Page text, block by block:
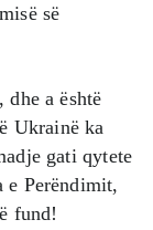
së
dhe a është
Ukrainë ka
gati qytete
e Perëndimit,
fund!